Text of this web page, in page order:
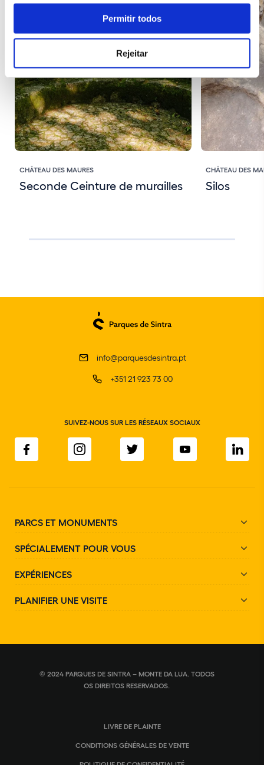
Permitir todos
Rejeitar
CHÂTEAU DES MAURES
Seconde Ceinture de murailles
CHÂTEAU DES
Silos
info@parquesdesintra.pt
+351 21 923 73 00
SUIVEZ-NOUS SUR LES RÉSEAUX SOCIAUX
PARCS ET MONUMENTS
SPÉCIALEMENT POUR VOUS
EXPÉRIENCES
PLANIFIER UNE VISITE
© 2024 PARQUES DE SINTRA – MONTE DA LUA. TODOS
OS DIREITOS RESERVADOS.
LIVRE DE PLAINTE
CONDITIONS GÉNÉRALES DE VENTE